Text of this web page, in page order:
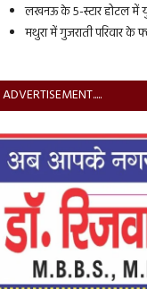
लखनऊ के 5-स्टार होटल में
मथुरा में गुजराती परिवार के
ADVERTISEMENT.....